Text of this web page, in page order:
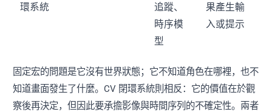
環系統
追蹤、
時序模
型
果產生輸
入或提示
固定宏的問題是它沒有世界狀態；它不知道角色在哪裡，也不
知道畫面發生了什麼。CV 閉環系統則相反：它的價值在於觀
察後再決定，但因此要承擔影像與時間序列的不確定性。兩者